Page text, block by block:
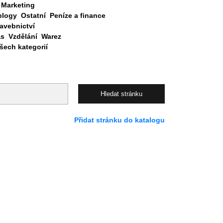
Marketing
Ostatní Peníze a finance
Vzdělání Warez
kategorií
Přidat stránku do katalogu